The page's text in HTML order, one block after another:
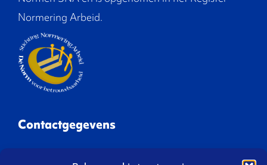
Normering Arbeid.
Contactgegevens